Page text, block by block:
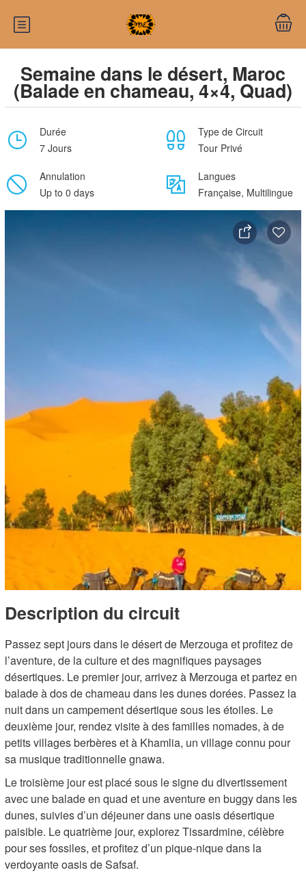
Semaine dans le désert, Maroc
(Balade en chameau, 4×4, Quad)
Durée
7 Jours
Type de Circuit
Tour Privé
Annulation
Up to 0 days
Langues
Française, Multilingue
Description du circuit
Passez sept jours dans le désert de Merzouga et profitez de
l’aventure, de la culture et des magnifiques paysages
désertiques. Le premier jour, arrivez à Merzouga et partez en
balade à dos de chameau dans les dunes dorées. Passez la
nuit dans un campement désertique sous les étoiles. Le
deuxième jour, rendez visite à des familles nomades, à de
petits villages berbères et à Khamlia, un village connu pour
sa musique traditionnelle gnawa.
Le troisième jour est placé sous le signe du divertissement
avec une balade en quad et une aventure en buggy dans les
dunes, suivies d’un déjeuner dans une oasis désertique
paisible. Le quatrième jour, explorez Tissardmine, célèbre
pour ses fossiles, et profitez d’un pique-nique dans la
verdoyante oasis de Safsaf.